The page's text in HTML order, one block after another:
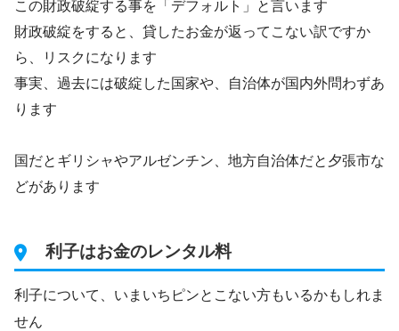
この財政破綻する事を「デフォルト」と言います
財政破綻をすると、貸したお金が返ってこない訳ですか
ら、リスクになります
事実、過去には破綻した国家や、自治体が国内外問わずあ
ります
国だとギリシャやアルゼンチン、地方自治体だと夕張市な
どがあります
利子はお金のレンタル料
利子について、いまいちピンとこない方もいるかもしれま
せん